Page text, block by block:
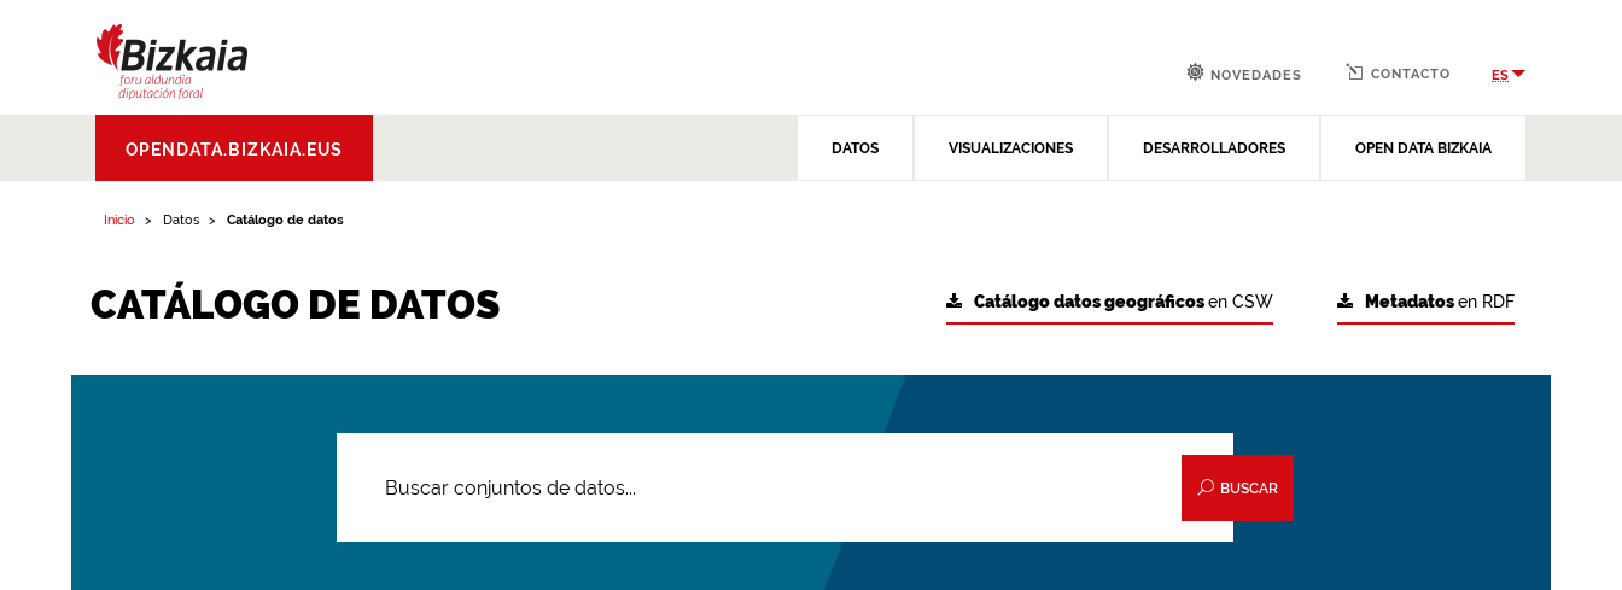
Aldundia.Diputacion
Foral de Bizkaia
OPENDATA.BIZKAIA.EUS DATOS VISUALIZACIONES DESARROLLADORES OPEN DATA BIZKAIA
NOVEDADES CONTACTO ES
Inicio Datos Catálogo de datos
CATÁLOGO DE DATOS Metadatosen RDF
Catálogo datos geográficosen CSW
BUSCAR